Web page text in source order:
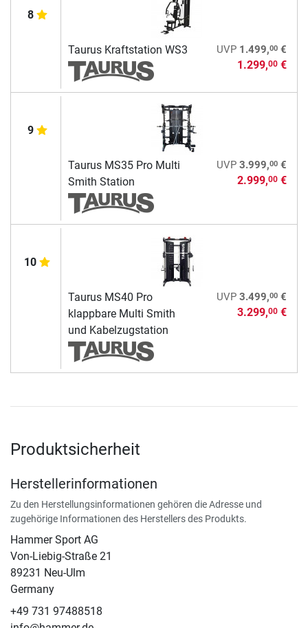
8
Taurus Kraftstation WS3 UVP 1.499,00€
1.299,00€
9
Taurus MS35 Pro Multi
Smith Station
UVP 3.999,00€
2.999,00€
10
Taurus MS40 Pro
klappbare Multi Smith
und Kabelzugstation
UVP 3.499,00€
3.299,00€
Produktsicherheit
Herstellerinformationen
Zu den Herstellungsinformationen gehören die Adresse und
zugehörige Informationen des Herstellers des Produkts.
Hammer Sport AG
Von-Liebig-Straße 21
89231 Neu-Ulm
Germany
+49 731 97488518